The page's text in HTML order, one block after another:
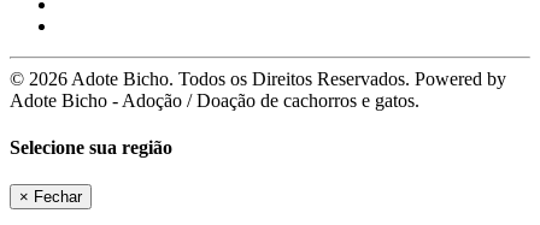
© 2026 Adote Bicho. Todos os Direitos Reservados. Powered by
Adote Bicho - Adoção / Doação de cachorros e gatos.
Selecione sua região
× Fechar